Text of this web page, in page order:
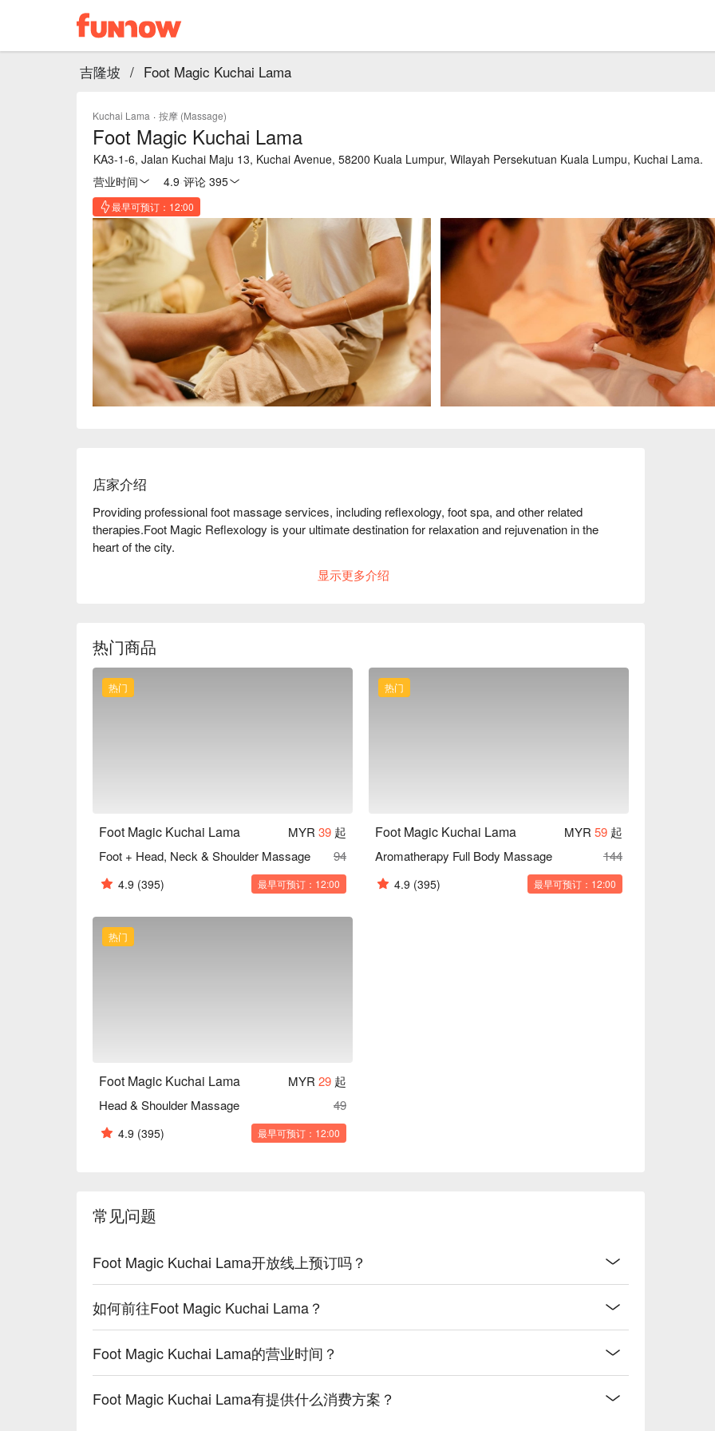
吉隆坡 / Foot Magic Kuchai Lama
Kuchai Lama · 按摩 (Massage)
Foot Magic Kuchai Lama
KA3-1-6, Jalan Kuchai Maju 13, Kuchai Avenue, 58200 Kuala Lumpur, Wilayah Persekutuan Kuala Lumpu, Kuchai Lama.
营业时间
4.9 评论 395
最早可预订：12:00
店家介绍
Providing professional foot massage services, including reflexology, foot spa, and other related
therapies.Foot Magic Reflexology is your ultimate destination for relaxation and rejuvenation in the
heart of the city.
显示更多介绍
热门商品
热门
Foot Magic Kuchai Lama MYR 39 起
Foot + Head, Neck & Shoulder Massage
94
4.9 (395) 最早可预订：12:00
热门
Foot Magic Kuchai Lama MYR 59 起
Aromatherapy Full Body Massage
144
4.9 (395) 最早可预订：12:00
热门
Foot Magic Kuchai Lama MYR 29 起
Head & Shoulder Massage
49
4.9 (395) 最早可预订：12:00
常见问题
Foot Magic Kuchai Lama开放线上预订吗？
如何前往Foot Magic Kuchai Lama？
Foot Magic Kuchai Lama的营业时间？
Foot Magic Kuchai Lama有提供什么消费方案？